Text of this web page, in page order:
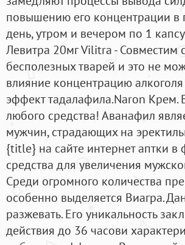
повышению его концентрации в
день, утром и вечером по 1
Левитра 20мг Vilitra - Совместим
бесполезных тварей и это не
влияние концентрацию
эффект тадалафила.Naron
любого средства! Аванафил
мужчин, страдающих на
{title} на сайте интернет аптки
средства для увеличения
Среди огромного количества
особенно выделяется Виагра.
разжевать. Его уникальность
действия до 36 часови